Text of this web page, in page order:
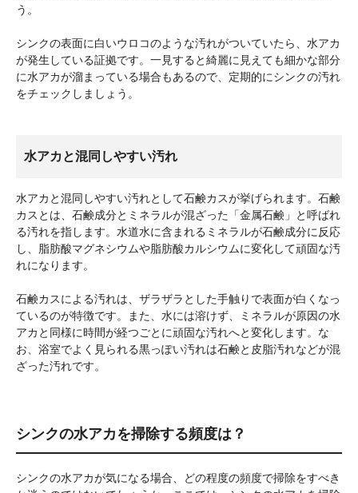
う。
シンクの表面に白いウロコのような汚れがついていたら、水アカ
が発生している証拠です。一見すると綺麗に見えても細かな部分
に水アカが溜まっている場合もあるので、定期的にシンクの汚れ
をチェックしましょう。
水アカと混同しやすい汚れ
水アカと混同しやすい汚れとして石鹸カスが挙げられます。石鹸
カスとは、石鹸成分とミネラルが混ざった「金属石鹸」と呼ばれ
る汚れを指します。水道水に含まれるミネラルが石鹸成分に反応
し、脂肪酸マグネシウムや脂肪酸カルシウムに変化して頑固な汚
れになります。
石鹸カスによる汚れは、ザラザラとした手触りで表面が白くなっ
ているのが特徴です。また、水には溶けず、ミネラルが原因の水
アカと同様に時間が経つごとに頑固な汚れへと変化します。な
お、浴室でよく見られる黒っぽい汚れは石鹸と皮脂汚れなどが混
ざった汚れです。
シンクの水アカを掃除する頻度は？
シンクの水アカが気になる場合、どの程度の頻度で掃除をすべき